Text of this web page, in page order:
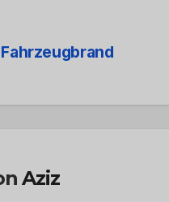
Fahrzeugbrand
Aziz